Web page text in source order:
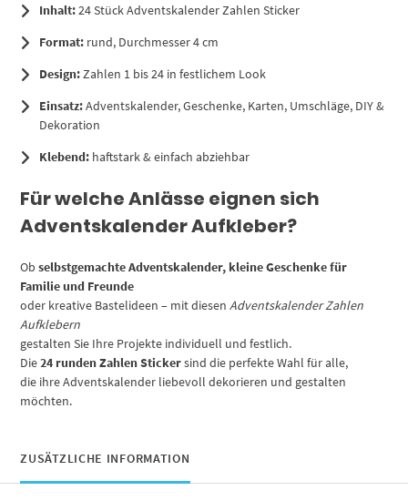
Inhalt:24 Stück Adventskalender Zahlen Sticker
Format: rund, Durchmesser 4 cm
Design: Zahlen 1 bis 24 in festlichem Look
Einsatz:Adventskalender, Geschenke, Karten, Umschläge, DIY &
Dekoration
Klebend: haftstark & einfach abziehbar
Für welche Anlässe eignen sich
Adventskalender Aufkleber?
Obselbstgemachte Adventskalender, kleine Geschenke für
Familie und Freunde
oder kreative Bastelideen – mit diesen Adventskalender Zahlen
Aufklebern
gestalten Sie Ihre Projekte individuell und festlich.
Die24 runden Zahlen Stickersind die perfekte Wahl für alle,
die ihre Adventskalender liebevoll dekorieren und gestalten
möchten.
ZUSÄTZLICHE INFORMATION